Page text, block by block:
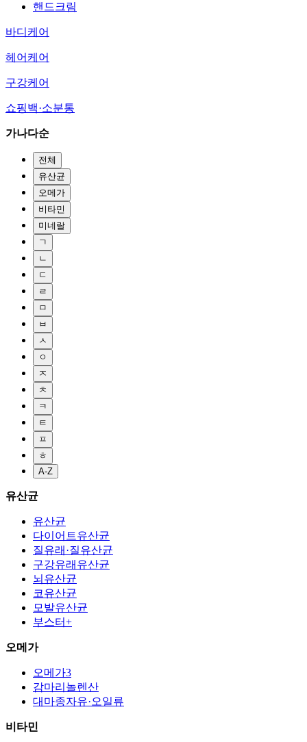
핸드크림
바디케어
헤어케어
구강케어
쇼핑백·소분통
가나다순
전체
유산균
오메가
비타민
미네랄
ㄱ
ㄴ
ㄷ
ㄹ
ㅁ
ㅂ
ㅅ
ㅇ
ㅈ
ㅊ
ㅋ
ㅌ
ㅍ
ㅎ
A-Z
유산균
유산균
다이어트유산균
질유래·질유산균
구강유래유산균
뇌유산균
코유산균
모발유산균
부스터+
오메가
오메가3
감마리놀렌산
대마종자유·오일류
비타민